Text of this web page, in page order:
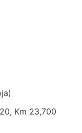
Km 23,700